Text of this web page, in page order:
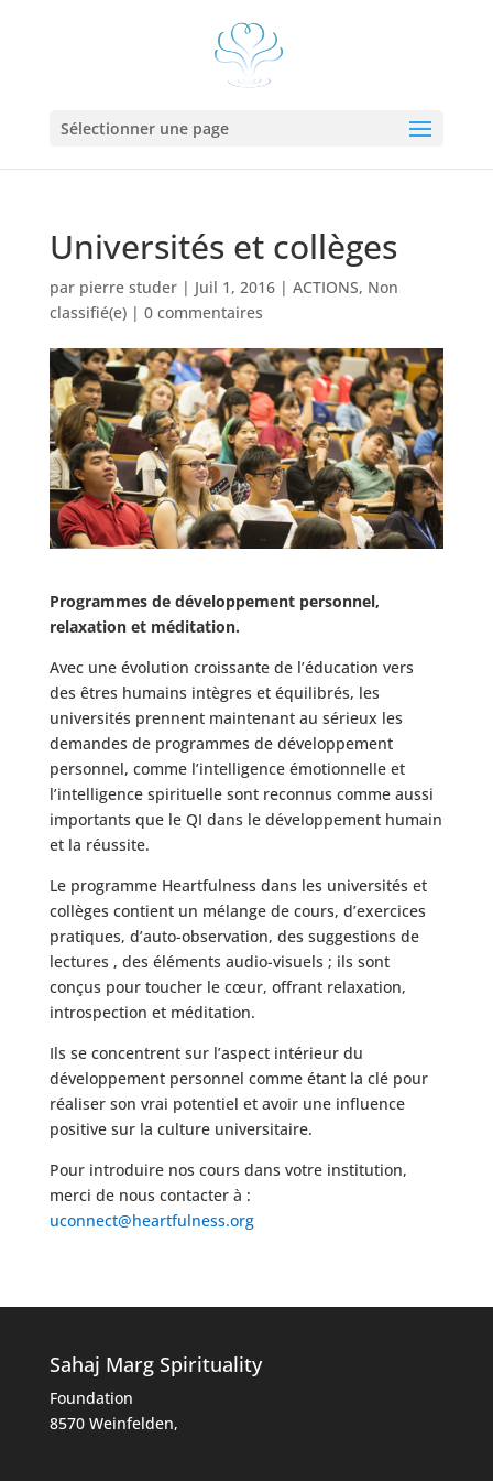
Sélectionner une page
Universités et collèges
par pierre studer| Juil 1, 2016| ACTIONS, Non
classifié(e)| 0 commentaires
Programmes de développement personnel,
relaxation et méditation.
Avec une évolution croissante de l’éducation vers
des êtres humains intègres et équilibrés, les
universités prennent maintenant au sérieux les
demandes de programmes de développement
personnel, comme l’intelligence émotionnelle et
l’intelligence spirituelle sont reconnus comme aussi
importants que le QI dans le développement humain
et la réussite.
Le programme Heartfulness dans les universités et
collèges contient un mélange de cours, d’exercices
pratiques, d’auto-observation, des suggestions de
lectures , des éléments audio-visuels ; ils sont
conçus pour toucher le cœur, offrant relaxation,
introspection et méditation.
Ils se concentrent sur l’aspect intérieur du
développement personnel comme étant la clé pour
réaliser son vrai potentiel et avoir une influence
positive sur la culture universitaire.
Pour introduire nos cours dans votre institution,
merci de nous contacter à :
uconnect@heartfulness.org
Sahaj Marg Spirituality
Foundation
8570 Weinfelden,